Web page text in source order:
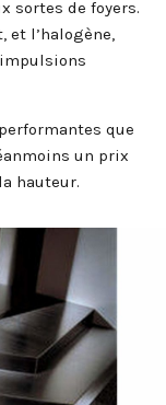
sortes de foyers.
et l’halogène,
que
un prix
hauteur.